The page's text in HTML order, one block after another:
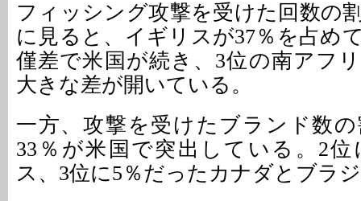
フィッシング攻撃を受けた回数の
に見ると、イギリスが37％を占め
僅差で米国が続き、3位の南アフ
大きな差が開いている。
一方、攻撃を受けたブランド数
33％が米国で突出している。2位
ス、3位に5％だったカナダとブラ